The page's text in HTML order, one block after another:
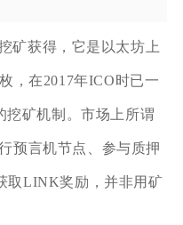
矿获得，它是以太坊上
，在2017年ICO时已一
挖矿机制。市场上所谓
预言机节点、参与质押
取LINK奖励，并非用矿